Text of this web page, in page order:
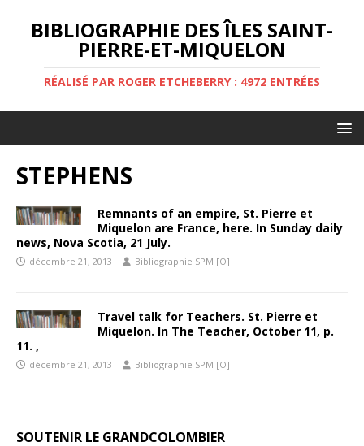
BIBLIOGRAPHIE DES ÎLES SAINT-
PIERRE-ET-MIQUELON
RÉALISÉ PAR ROGER ETCHEBERRY : 4972 ENTRÉES
STEPHENS
Remnants of an empire, St. Pierre et
Miquelon are France, here. In Sunday daily
news, Nova Scotia, 21 July.
décembre 21, 2013 Bibliographie SPM [O]
Travel talk for Teachers. St. Pierre et
Miquelon. In The Teacher, October 11, p.
11. ,
décembre 21, 2013 Bibliographie SPM [O]
SOUTENIR LE GRANDCOLOMBIER